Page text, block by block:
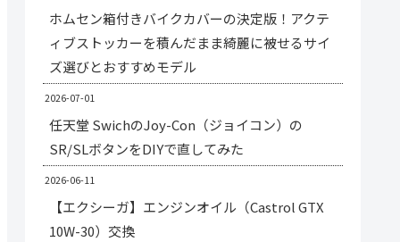
ホムセン箱付きバイクカバーの決定版！アクテ
ィブストッカーを積んだまま綺麗に被せるサイ
ズ選びとおすすめモデル
2026-07-01
任天堂 SwichのJoy-Con（ジョイコン）の
SR/SLボタンをDIYで直してみた
2026-06-11
【エクシーガ】エンジンオイル（Castrol GTX
10W-30）交換